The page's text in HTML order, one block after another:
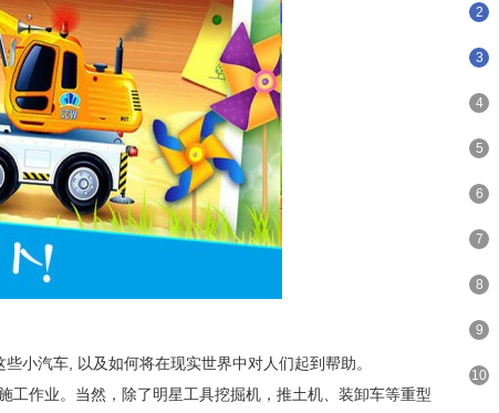
汽车, 以及如何将在现实世界中对人们起到帮助。
作业。当然，除了明星工具挖掘机，推土机、装卸车等重型
2
3
4
5
6
7
8
9
10